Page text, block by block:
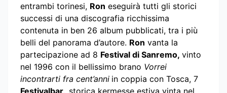
entrambi torinesi, Ron eseguirà tutti gli storici
successi di una discografia ricchissima
contenuta in ben 26 album pubblicati, tra i più
belli del panorama d’autore. Ron vanta la
partecipazione ad 8 Festival di Sanremo, vinto
nel 1996 con il bellissimo brano Vorrei
incontrarti fra cent’anni in coppia con Tosca, 7